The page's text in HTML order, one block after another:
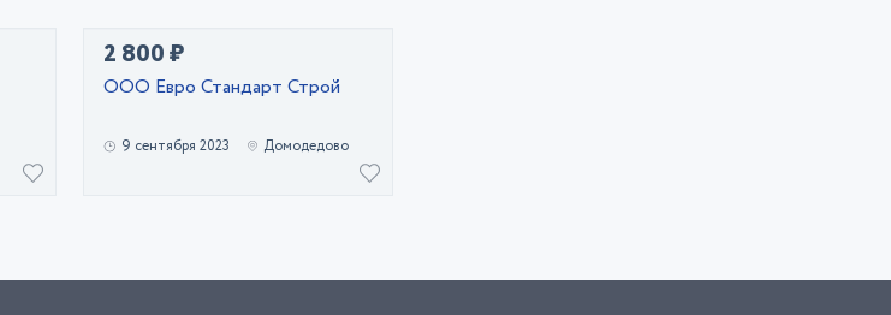
2 800 ₽
ООО Евро Стандарт Строй
9 сентября 2023 Домодедово